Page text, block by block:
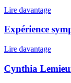
Lire davantage
Expérience
Lire davantage
Cynthia